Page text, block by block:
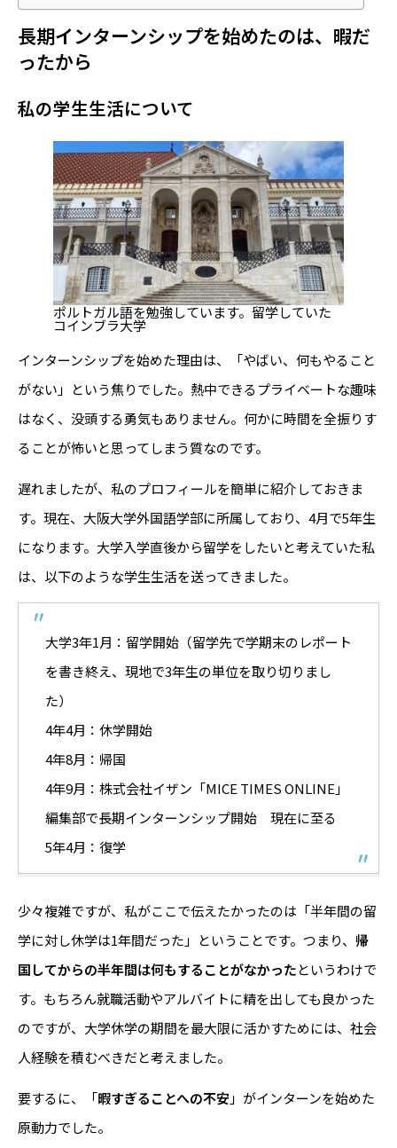
長期インターンシップを始めたのは、暇だ
ったから
私の学生生活について
ポルトガル語を勉強しています。留学していた
コインブラ大学
インターンシップを始めた理由は、「やばい、何もやること
がない」という焦りでした。熱中できるプライベートな趣味
はなく、没頭する勇気もありません。何かに時間を全振りす
ることが怖いと思ってしまう質なのです。
遅れましたが、私のプロフィールを簡単に紹介しておきま
す。現在、大阪大学外国語学部に所属しており、4月で5年生
になります。大学入学直後から留学をしたいと考えていた私
は、以下のような学生生活を送ってきました。
大学3年1月：留学開始（留学先で学期末のレポート
を書き終え、現地で3年生の単位を取り切りまし
た）
4年4月：休学開始
4年8月：帰国
4年9月：株式会社イザン「MICE TIMES ONLINE」
編集部で長期インターンシップ開始 現在に至る
5年4月：復学
少々複雑ですが、私がここで伝えたかったのは「半年間の留
学に対し休学は1年間だった」ということです。つまり、 帰
国してからの半年間は何もすることがなかったというわけで
す。もちろん就職活動やアルバイトに精を出しても良かった
のですが、大学休学の期間を最大限に活かすためには、社会
人経験を積むべきだと考えました。
要するに、「暇すぎることへの不安」がインターンを始めた
原動力でした。